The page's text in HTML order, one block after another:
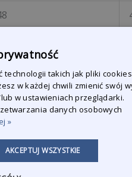
takich jak pliki
w każdej chwili zmienić swój
w ustawieniach przeglądarki.
danych osobowych
»
AKCEPTUJ WSZYSTKIE